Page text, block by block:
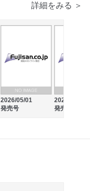
詳細をみる ＞
2026/05/01
発売号
2026/04/01
発売号